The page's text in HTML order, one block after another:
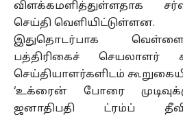
விளக்கமளித்துள்ளதாக
செய்தி வெளியிட்டுள்ளன.
இதுதொடர்பாக
பத்திரிகைச் செயலாளர்
செய்தியாளர்களிடம்
‘உக்ரைன் போரை
ஜனாதிபதி ட்ரம்ப்